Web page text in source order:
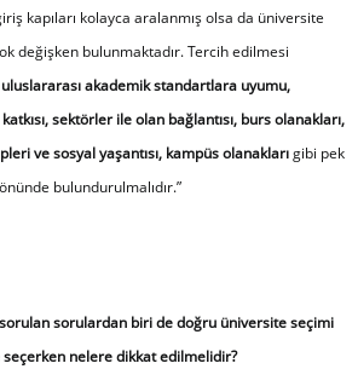
kapıları kolayca aralanmış olsa da üniversite
değişken bulunmaktadır. Tercih edilmesi
uluslararası akademik standartlara uyumu,
sektörler ile olan bağlantısı, burs olanakları,
ve sosyal yaşantısı, kampüs olanaklarıgibi pek
bulundurulmalıdır.”
sorulardan biri de doğru üniversite seçimi
seçerken nelere dikkat edilmelidir?